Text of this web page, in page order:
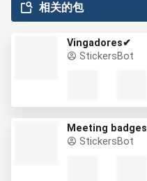
相关的包
Vingadores✔
StickersBot
Meeting badges
StickersBot